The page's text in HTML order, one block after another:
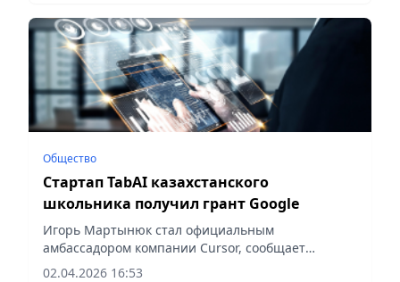
Общество
Стартап TabAI казахстанского
школьника получил грант Google
Игорь Мартынюк стал официальным
амбассадором компании Cursor, сообщает
Vecher.kz.
02.04.2026 16:53